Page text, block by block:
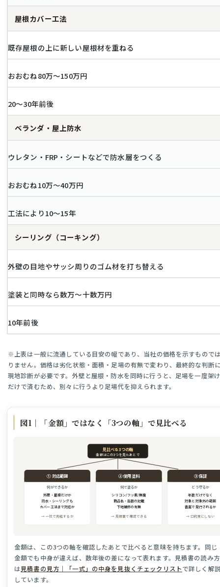
屋根カバー工法
既存屋根の上に新しい屋根材を重ねる
おおむね80万〜150万円
20〜30年前後
ベランダ・屋上防水
ウレタン・FRP・シートなどで防水層をつくる
おおむね10万〜40万円
工法により10〜15年
シーリング（コーキング）
外壁の目地やサッシ周りのゴム材を打ち替える
塗装と同時なら数万〜十数万円
10年前後
※上表は一般に流通している目安の幅であり、当社の価格を示すもので
りません。価格は劣化状態・面積・足場の有無で変わり、最終的な判断
現地診断が必要です。外壁と屋根・防水を同時に行うと、足場を一度架
だけで済むため、別々に行うより足場代を抑えられます。
図1｜「金額」ではなく「3つの軸」で見比べる
見比べる3つの軸
金額はこの3つを見たあとで
① 対応範囲
何ができるか
外壁・屋根だけか
防水・シーリングも
カバー工法まで対応か
→ 一社で完結するか
② 使用塗料
何で塗るか
シリコン/フッ素/無機
商品名・缶数の記載
下地補修の有無
→ 見積書で確認できる
③ 保証
どう守るか
年数だけでなく
対象と対象外の範囲
書面で発行されるか
→ 口約束にしない
金額は、この3つの軸を確認したあとで比べると意味を持ちます。同じ
金額でも中身が違えば、数年後の差になって表れます。見積書の読み方
は見積書の見方｜「一式」の中身を見抜くチェックリストで詳しく解
しています。